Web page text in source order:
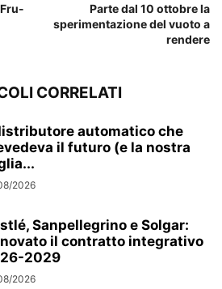
Parte dal 10 ottobre la
sperimentazione del vuoto a
rendere
CORRELATI
automatico che
il futuro (e la nostra
2026
Sanpellegrino e Solgar:
il contratto integrativo
2029
2026